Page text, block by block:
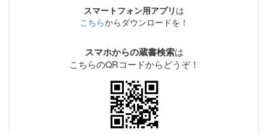
スマートフォン用アプリ は
こちらからダウンロードを！
スマホからの蔵書検索は
こちらのQRコードからどうぞ！